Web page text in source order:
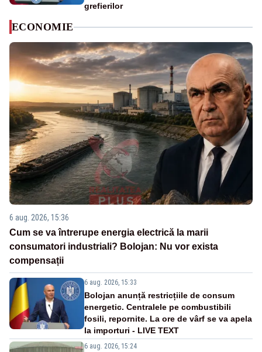
grefierilor
ECONOMIE
6 aug. 2026, 15:36
Cum se va întrerupe energia electrică la marii
consumatori industriali? Bolojan: Nu vor exista
compensații
6 aug. 2026, 15:33
Bolojan anunță restricțiile de consum
energetic. Centralele pe combustibili
fosili, repornite. La ore de vârf se va apela
la importuri - LIVE TEXT
6 aug. 2026, 15:24